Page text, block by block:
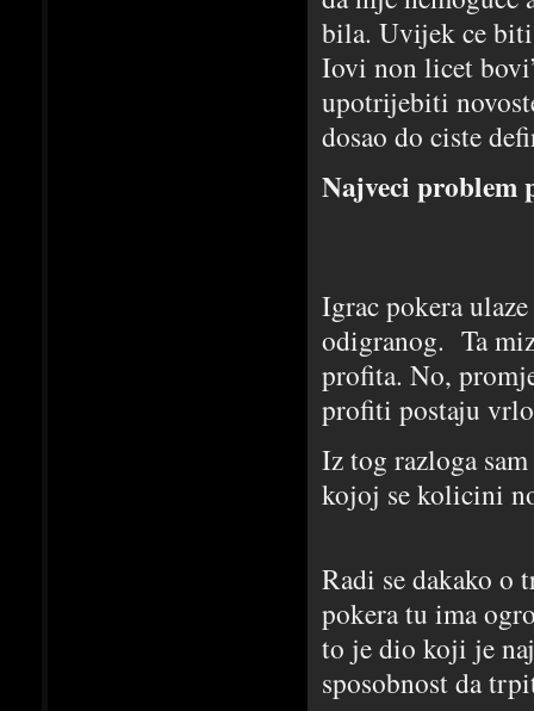
bila. Uvijek ce
Iovi non licet
upotrijebiti
dosao do ciste
Najveci problem
Igrac pokera
odigranog. Ta
profita. No,
profiti postaju
Iz tog razloga
kojoj se kolicini
Radi se dakako
pokera tu ima
to je dio koji je
sposobnost da